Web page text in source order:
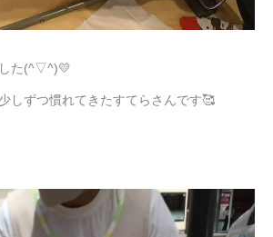
た(^▽^)💛
しずつ慣れてきたすてらさんです🥰